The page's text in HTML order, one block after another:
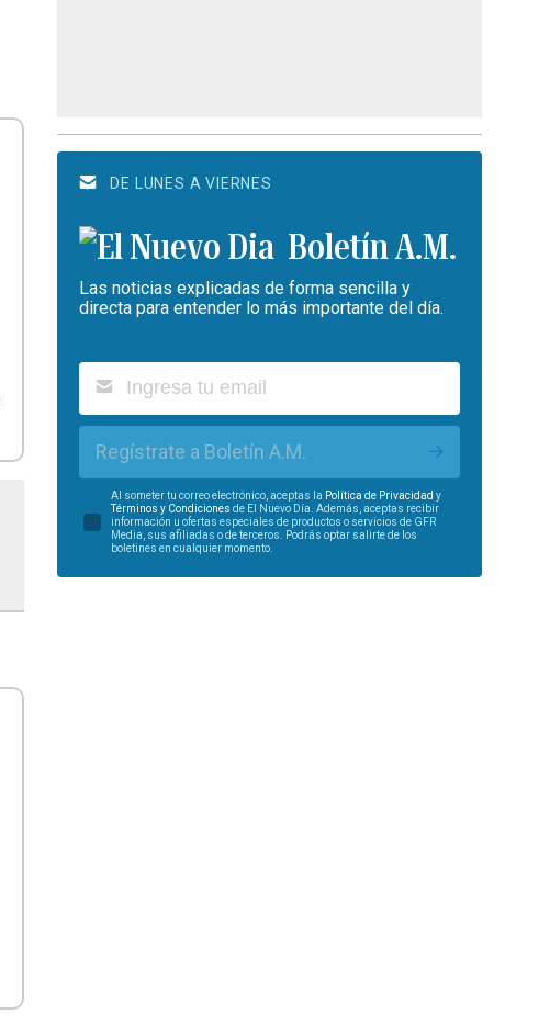
DE LUNES A VIERNES
Boletín A.M.
Las noticias explicadas de forma sencilla y
directa para entender lo más importante del día.
Regístrate a Boletín A.M.
Al someter tu correo electrónico, aceptas la Política de Privacidad y
Términos y Condiciones de El Nuevo Día. Además, aceptas recibir
información u ofertas especiales de productos o servicios de GFR
Media, sus afiliadas o de terceros. Podrás optar salirte de los
boletines en cualquier momento.